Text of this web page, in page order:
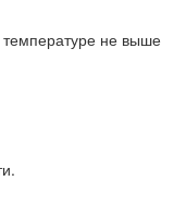
не выше